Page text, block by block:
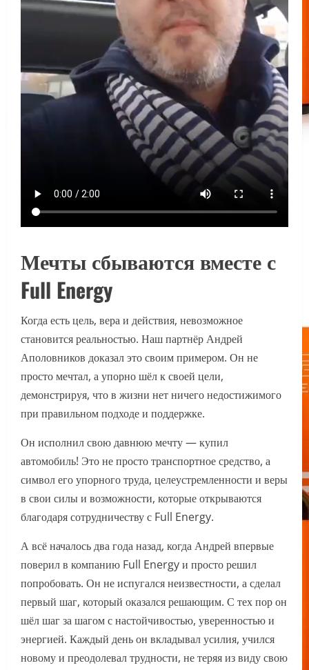
Мечты сбываются вместе с
Full Energy
Когда есть цель, вера и действия, невозможное
становится реальностью. Наш партнёр Андрей
Аполовников доказал это своим примером. Он не
просто мечтал, а упорно шёл к своей цели,
демонстрируя, что в жизни нет ничего недостижимого
при правильном подходе и поддержке.
Он исполнил свою давнюю мечту — купил
автомобиль! Это не просто транспортное средство, а
символ его упорного труда, целеустремленности и веры
в свои силы и возможности, которые открываются
благодаря сотрудничеству с Full Energy.
А всё началось два года назад, когда Андрей впервые
поверил в компанию Full Energy и просто решил
попробовать. Он не испугался неизвестности, а сделал
первый шаг, который оказался решающим. С тех пор он
шёл шаг за шагом с настойчивостью, уверенностью и
энергией. Каждый день он вкладывал усилия, учился
новому и преодолевал трудности, не теряя из виду свою